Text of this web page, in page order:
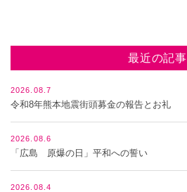
最近の記事
2026.08.7
令和8年熊本地震街頭募金の報告とお礼
2026.08.6
「広島 原爆の日」平和への誓い
2026.08.4